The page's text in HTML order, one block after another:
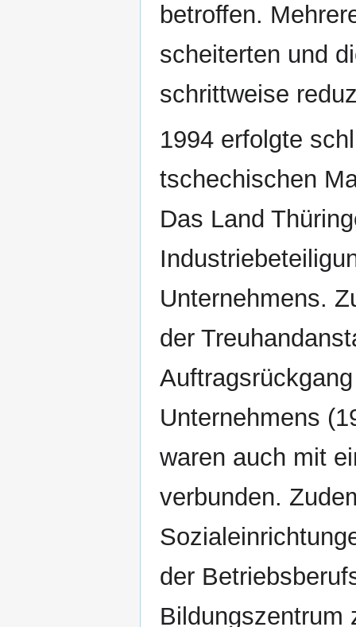
betroffen.
scheiterten und
schrittweise
1994 erfolgte
tschechischen
Das Land
Unternehmens.
der
Unternehmens
waren auch mit
verbunden.
der
Bildungszentrum